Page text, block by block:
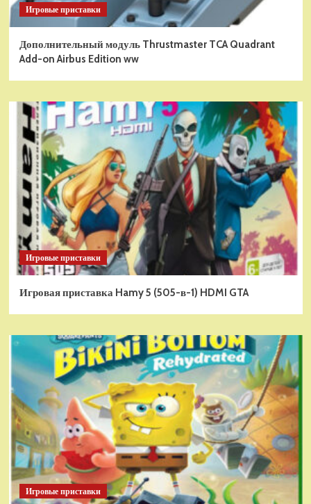
Игровые приставки
Дополнительный модуль Thrustmaster TCA Quadrant
Add-on Airbus Edition ww
Игровые приставки
Игровая приставка Hamy 5 (505-в-1) HDMI GTA
Игровые приставки